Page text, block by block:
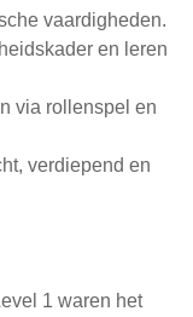
vaardigheden.
en leren
via rollenspel en
verdiepend en
1 waren het